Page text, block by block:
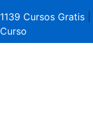
1139 Cursos Gratis
Curso